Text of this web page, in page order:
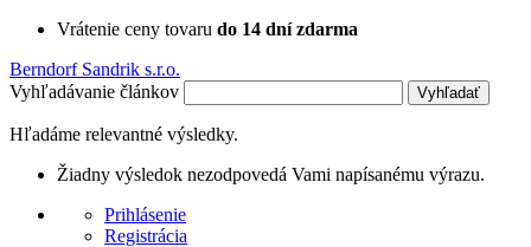
Vrátenie ceny tovaru do 14 dní zdarma
Berndorf Sandrik s.r.o.
Vyhľadávanie článkov
Vyhľadať
Hľadáme relevantné výsledky.
Žiadny výsledok nezodpovedá Vami napísanému výrazu.
Prihlásenie
Registrácia